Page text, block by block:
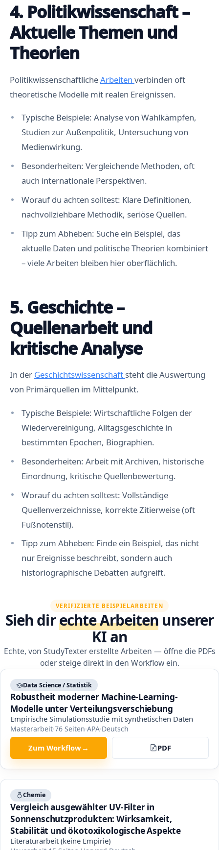
4. Politikwissenschaft –
Aktuelle Themen und
Theorien
PolitikwissenschaftlicheArbeiten verbinden oft
theoretische Modelle mit realen Ereignissen.
Typische Beispiele: Analyse von Wahlkämpfen,
Studien zur Außenpolitik, Untersuchung von
Medienwirkung.
Besonderheiten: Vergleichende Methoden, oft
auch internationale Perspektiven.
Worauf du achten solltest: Klare Definitionen,
nachvollziehbare Methodik, seriöse Quellen.
Tipp zum Abheben: Suche ein Beispiel, das
aktuelle Daten und politische Theorien kombiniert
– viele Arbeiten bleiben hier oberflächlich.
5. Geschichte –
Quellenarbeit und
kritische Analyse
In der Geschichtswissenschaft steht die Auswertung
von Primärquellen im Mittelpunkt.
Typische Beispiele: Wirtschaftliche Folgen der
Wiedervereinigung, Alltagsgeschichte in
bestimmten Epochen, Biographien.
Besonderheiten: Arbeit mit Archiven, historische
Einordnung, kritische Quellenbewertung.
Worauf du achten solltest: Vollständige
Quellenverzeichnisse, korrekte Zitierweise (oft
Fußnotenstil).
Tipp zum Abheben: Finde ein Beispiel, das nicht
nur Ereignisse beschreibt, sondern auch
historiographische Debatten aufgreift.
VERIFIZIERTE BEISPIELARBEITEN
Sieh direchte Arbeiten unserer
KI an
Echte, von StudyTexter erstellte Arbeiten — öffne die PDFs
oder steige direkt in den Workflow ein.
Data Science / Statistik
Robustheit moderner Machine-Learning-
Modelle unter Verteilungsverschiebung
Empirische Simulationsstudie mit synthetischen Daten
Masterarbeit·76 Seiten·APA·Deutsch
Zum Workflow → PDF
Chemie
Vergleich ausgewählter UV-Filter in
Sonnenschutzprodukten: Wirksamkeit,
Stabilität und ökotoxikologische Aspekte
Literaturarbeit (keine Empirie)